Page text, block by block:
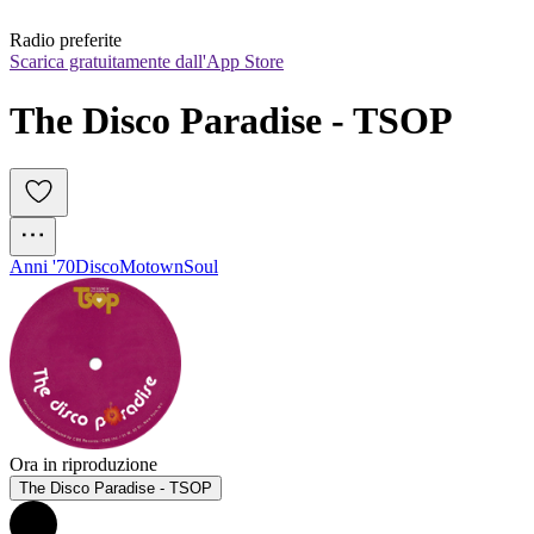
Radio preferite
Scarica gratuitamente dall'App Store
The Disco Paradise - TSOP
Anni '70DiscoMotownSoul
Ora in riproduzione
The Disco Paradise - TSOP